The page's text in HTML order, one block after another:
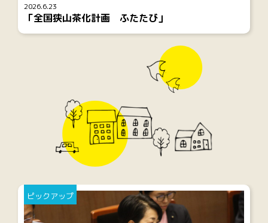
2026.6.23
「全国狭山茶化計画 ふたたび」
ピックアップ